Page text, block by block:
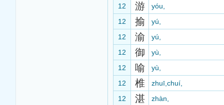
12
游
yóu,
12
揄
yú,
12
渝
yú,
12
御
yù,
12
喻
yù,
12
椎
zhuī,chuí,
12
湛
zhàn,